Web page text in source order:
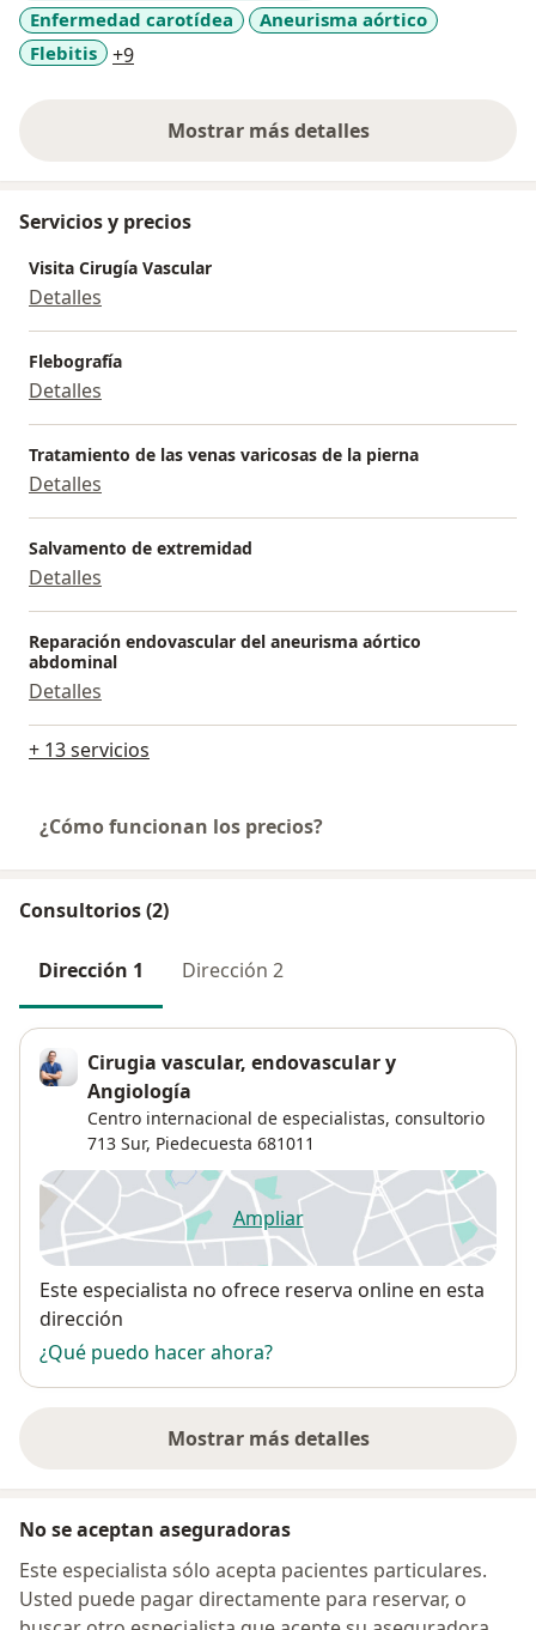
Enfermedad carotídea
Aneurisma aórtico
Flebitis
+9a11y_sr_more_diseases
Mostrar más detalles
sobre la experiencia
Servicios y precios
Visita Cirugía Vascular
Detalles
Flebografía
Detalles
Tratamiento de las venas varicosas de la pierna
Detalles
Salvamento de extremidad
Detalles
Reparación endovascular del aneurisma aórtico
abdominal
Detalles
+ 13 servicios
¿Cómo funcionan los precios?
Consultorios (2)
Dirección 1 Dirección 2
Cirugia vascular, endovascular y
Angiología
Centro internacional de especialistas, consultorio
713 Sur, Piedecuesta 681011
Ampliarse abre en una nueva
Disponibilidad
Este especialista no ofrece reserva online en esta
dirección
¿Qué puedo hacer ahora?
Mostrar más detalles
sobre la dirección
No se aceptan aseguradoras
Este especialista sólo acepta pacientes particulares.
Usted puede pagar directamente para reservar, o